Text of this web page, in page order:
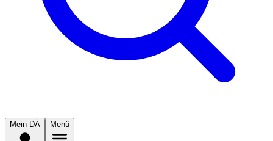
Mein DÄ Menü